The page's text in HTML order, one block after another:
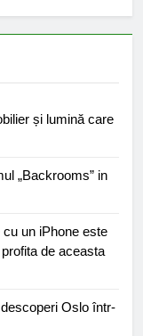
și lumină care
„Backrooms” in
un iPhone este
de aceasta
Oslo într-